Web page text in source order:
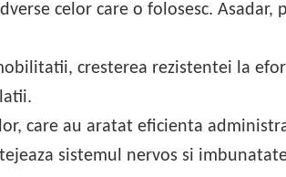
celor care o folosesc. Asadar,
cresterea rezistentei la
care au aratat eficienta
sistemul nervos si